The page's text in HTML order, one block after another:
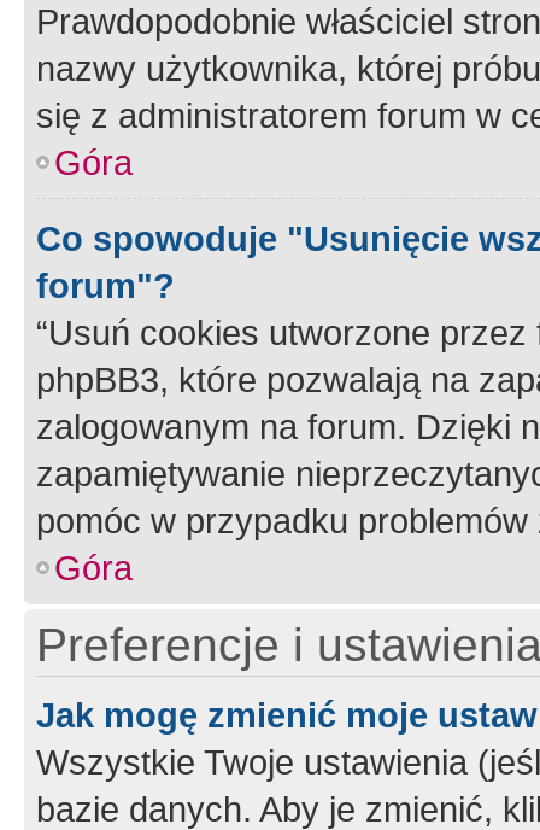
Prawdopodobnie właściciel
nazwy użytkownika, której
się z administratorem forum w
Góra
Co spowoduje "Usunięcie
forum"?
“Usuń cookies utworzone
phpBB3, które pozwalają na
zalogowanym na forum. Dzięki
zapamiętywanie
pomóc w przypadku
Góra
Preferencje i
Jak mogę zmienić moje
Wszystkie Twoje ustawienia
bazie danych. Aby je zmienić,